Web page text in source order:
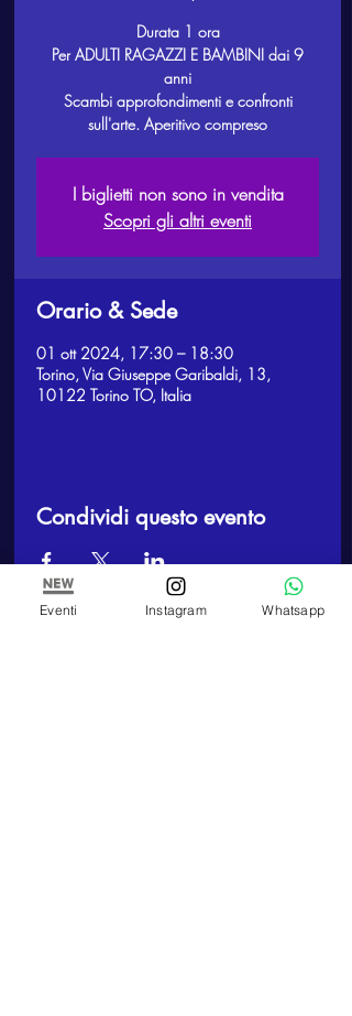
Durata 1 ora
Per ADULTI RAGAZZI E BAMBINI dai 9
anni
Scambi approfondimenti e confronti
sull'arte. Aperitivo compreso
I biglietti non sono in vendita
Scopri gli altri eventi
Orario & Sede
01 ott 2024, 17:30 – 18:30
Torino, Via Giuseppe Garibaldi, 13,
10122 Torino TO, Italia
Condividi questo evento
Eventi Instagram Whatsapp